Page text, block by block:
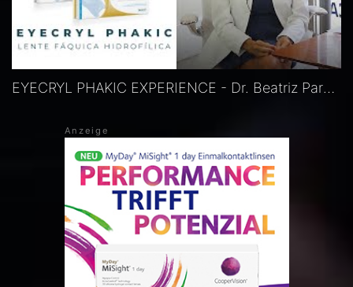
EYECRYL PHAKIC EXPERIENCE - Dr. Beatriz Paredes, Madrid, Spanien